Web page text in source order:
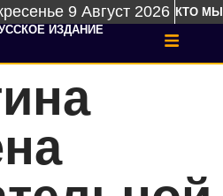
9 Август 2026 КТО МЫ
ИЗДАНИЕ